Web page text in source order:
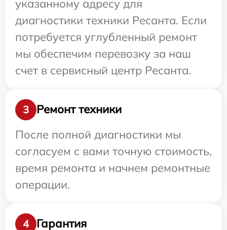
указанному адресу для
диагностики техники Ресанта. Если
потребуется углубленный ремонт
мы обеспечим перевозку за наш
счет в сервисный центр Ресанта.
3
Ремонт техники
После полной диагностики мы
согласуем с вами точную стоимость,
время ремонта и начнем ремонтные
операции.
4
Гарантия